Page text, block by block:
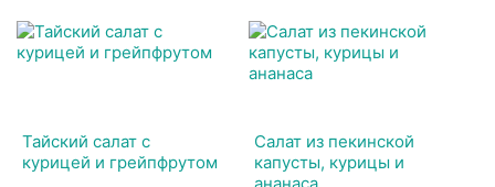
Тайский салат с
курицей и грейпфрутом
Салат из пекинской
капусты, курицы и